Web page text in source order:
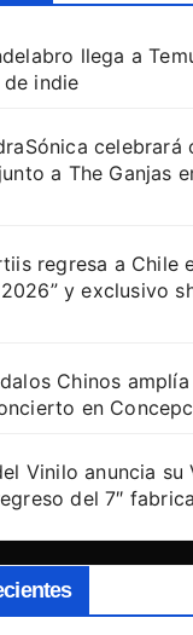
llega a
indie
celebrará
a The Ganjas
regresa a Chile
y exclusivo
Chinos
en
Vinilo anuncia su
del 7″